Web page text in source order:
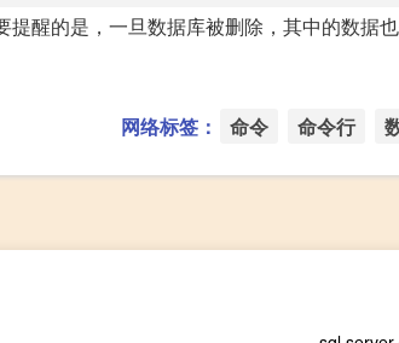
提醒的是，一旦数据库被删除，其中的数据
网络标签： 命令 命令行